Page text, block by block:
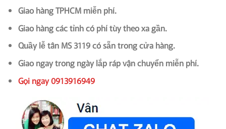
Giao hàng TPHCM miễn phí.
Giao hàng các tỉnh có phí tùy theo xa gần.
Quầy lễ tân MS 3119 có sẵn trong cửa hàng.
Giao ngay trong ngày lắp ráp vận chuyển miễn phí.
Gọi ngay 0913916949